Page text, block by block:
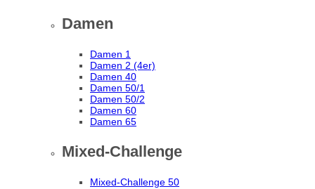
Damen
Damen 1
Damen 2 (4er)
Damen 40
Damen 50/1
Damen 50/2
Damen 60
Damen 65
Mixed-Challenge
Mixed-Challenge 50